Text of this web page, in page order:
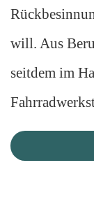
will. Aus
seitdem im